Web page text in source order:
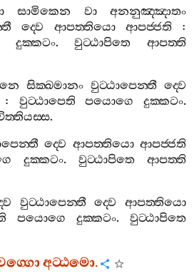
සාමිකෙන වා
අනනුඤ‍්ඤාතං
ද‍්වෙ ආපත‍්තියො ආපජ‍්ජති :
දුක‍්කටං.වුට‍්ඨාපිතෙ
ආපත‍්ති
සික‍්ඛමානං වුට‍්ඨාපෙන‍්තී ද‍්වෙ
: වුට‍්ඨාපෙති පයොගෙ දුක‍්කටං.
.
ද‍්වෙ ආපත‍්තියො ආපජ‍්ජති
දුක‍්කටං. වුට‍්ඨාපිතෙ
ආපත‍්ති
වුට‍්ඨාපෙන‍්තී ද‍්වෙ
ආපත‍්තියො
පයොගෙ දුක‍්කටං. වුට‍්ඨාපිතෙ
අට‍්ඨමො.